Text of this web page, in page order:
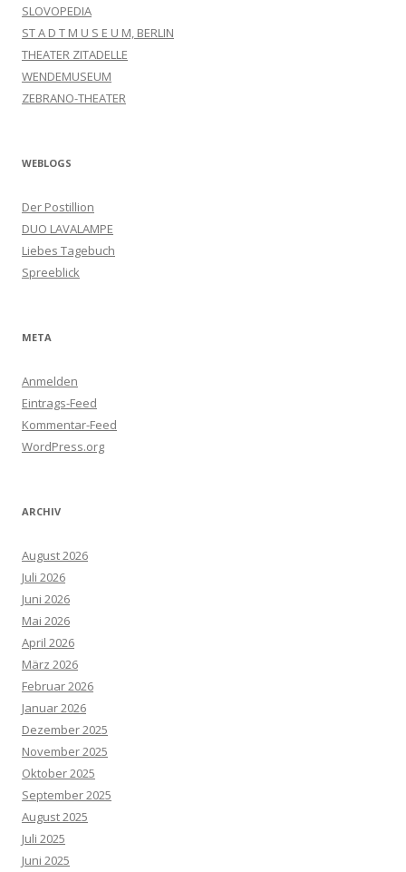
SLOVOPEDIA
ST A D T M U S E U M, BERLIN
THEATER ZITADELLE
WENDEMUSEUM
ZEBRANO-THEATER
WEBLOGS
Der Postillion
DUO LAVALAMPE
Liebes Tagebuch
Spreeblick
META
Anmelden
Eintrags-Feed
Kommentar-Feed
WordPress.org
ARCHIV
August 2026
Juli 2026
Juni 2026
Mai 2026
April 2026
März 2026
Februar 2026
Januar 2026
Dezember 2025
November 2025
Oktober 2025
September 2025
August 2025
Juli 2025
Juni 2025